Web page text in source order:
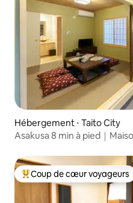
Hébergement ⋅ Taito City
Asakusa 8 min à pied｜
Coups de cœur voyageurs
Coup de cœur voyageurs